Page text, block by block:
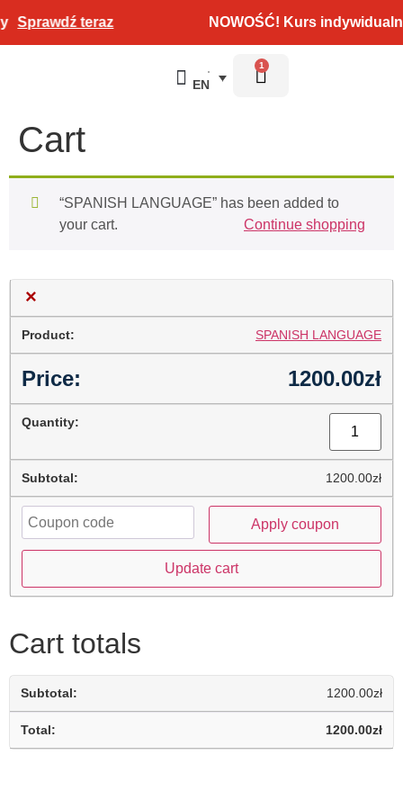
Sprawdź teraz NOWOŚĆ! Kurs indywidualny
EN
1
Cart
“SPANISH LANGUAGE” has been added to
your cart.
Continue shopping
×
SPANISH LANGUAGE
1200.00zł
1200.00zł
Apply coupon
Update cart
Cart totals
1200.00zł
1200.00zł